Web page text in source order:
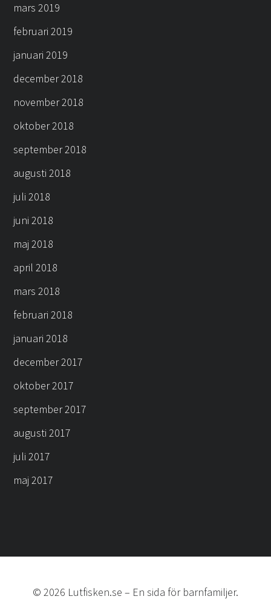
mars 2019
februari 2019
januari 2019
december 2018
november 2018
oktober 2018
september 2018
augusti 2018
juli 2018
juni 2018
maj 2018
april 2018
mars 2018
februari 2018
januari 2018
december 2017
oktober 2017
september 2017
augusti 2017
juli 2017
maj 2017
© 2026 Lutfisken.se – En sida för barnfamiljer.